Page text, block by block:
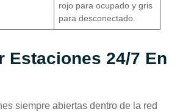
rojo para ocupado y gris
para desconectado.
Estaciones 24/7 En
siempre abiertas dentro de la red